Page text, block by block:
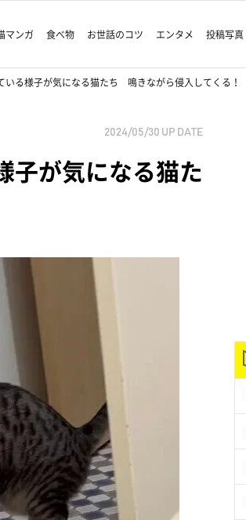
マンガ 食べ物 お世話のコツ エンタメ 投稿写真
いる様子が気になる猫たち 鳴きながら侵入してくる！
2024/05/30 UP DATE
子が気になる猫た